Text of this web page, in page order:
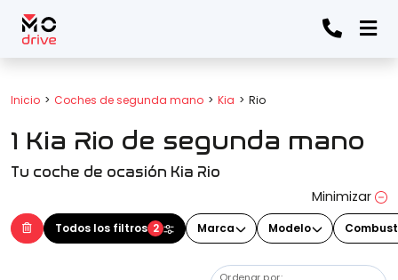
Inicio Coches de segunda mano Kia Rio
1 Kia Rio de segunda mano
Tu coche de ocasión Kia Rio
Minimizar
Todos los filtros 2 Marca Modelo
Todos los filtros
Marca
(Elige una o varias marcas)
Modelo
(Elige uno o varios modelos)